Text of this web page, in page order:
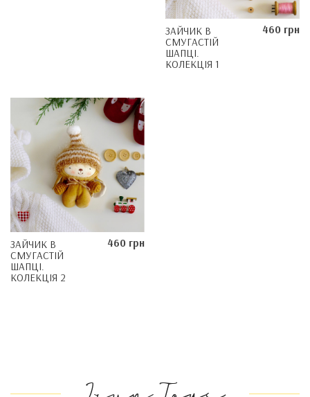
ЗАЙЧИК В
СМУГАСТІЙ
ШАПЦІ.
КОЛЕКЦІЯ 1
460 грн
ЗАЙЧИК В
СМУГАСТІЙ
ШАПЦІ.
КОЛЕКЦІЯ 2
460 грн